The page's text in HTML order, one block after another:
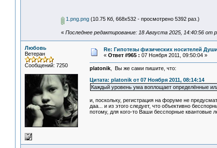
1.png.png (10.75 Кб, 668x532 - просмотрено 5392 раз.)
« Последнее редактирование: 18 Августа 2025, 14:40:56 от
Любовь
Ветеран
Сообщений: 7250
Re: Гипотезы физических носителей
« Ответ #965 : 07 Ноября 2011, 09:50:04 »
platonik , Вы же сами пишите, что:
Цитата: platonik от 07 Ноября 2011, 08:14:14
Каждый уровень ума воплощает определённые
и, поскольку, регистрация на форуме не
даа... и из этого следует, что объективно
потому, для кого-то Ваши бесспорные квантовые